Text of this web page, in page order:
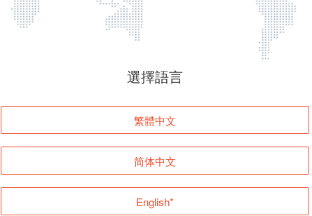
頁面無法顯示
登入
返回首頁
選擇語言
繁體中文
简体中文
English*